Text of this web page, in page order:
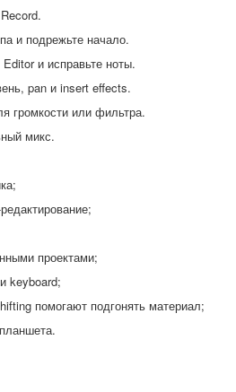
и подрежьте начало.
и исправьте ноты.
pan и insert effects.
громкости или фильтра.
микс.
проектами;
keyboard;
помогают подгонять материал;